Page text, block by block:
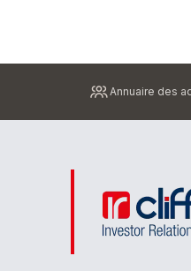
page
Annuaire des